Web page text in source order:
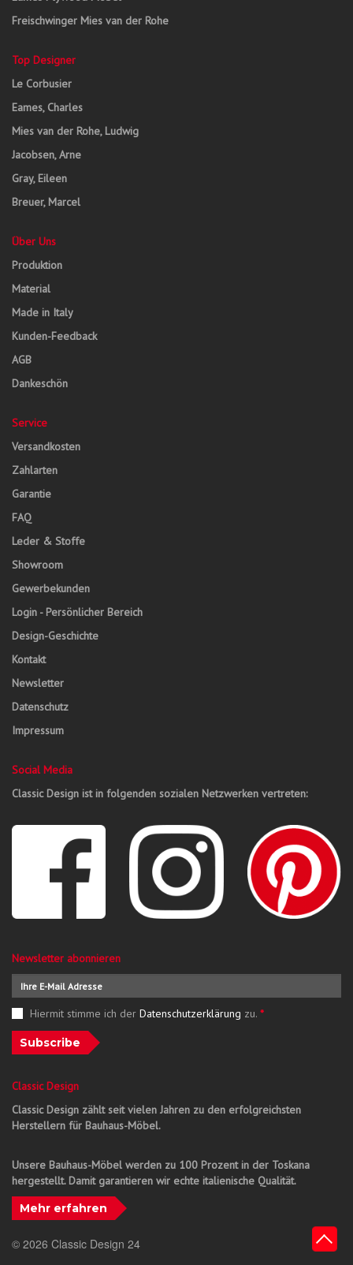
Freischwinger Mies van der Rohe
Top Designer
Le Corbusier
Eames, Charles
Mies van der Rohe, Ludwig
Jacobsen, Arne
Gray, Eileen
Breuer, Marcel
Über Uns
Produktion
Material
Made in Italy
Kunden-Feedback
AGB
Dankeschön
Service
Versandkosten
Zahlarten
Garantie
FAQ
Leder & Stoffe
Showroom
Gewerbekunden
Login - Persönlicher Bereich
Design-Geschichte
Kontakt
Newsletter
Datenschutz
Impressum
Social Media
Classic Design ist in folgenden sozialen Netzwerken vertreten:
Newsletter abonnieren
Hiermit stimme ich der Datenschutzerklärung zu. *
Subscribe
Classic Design
Classic Design zählt seit vielen Jahren zu den erfolgreichsten
Herstellern für Bauhaus-Möbel.
Unsere Bauhaus-Möbel werden zu 100 Prozent in der Toskana
hergestellt. Damit garantieren wir echte italienische Qualität.
Mehr erfahren
© 2026 Classic Design 24